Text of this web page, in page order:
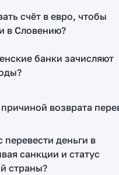
счёт в евро, чтобы
в Словению?
банки зачисляют
возврата
деньги в
санкции и статус
страны?